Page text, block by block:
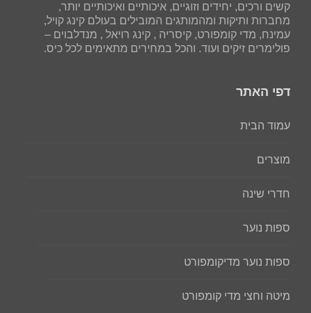
קשים ורכים, יחידים וזוגיים, איכותיים ואיכותיים יותר,
מחברות ותיקות ומהמותגים המובילים בעולם קינג קויל,
עמינח, מדי קומפורט, קיסריה , קינג רויאל , מנדלבוים –
פולימרים זיקים ועוד. והכל במחירים מתאימים לכל כיס.
דפי האתר
עמוד הבית
מוצרים
חדרי שינה
ספות נוער
ספות נוער מדיקומפורט
מיטה וחצי מדי קומפורט